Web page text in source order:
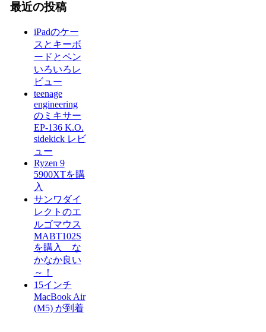
最近の投稿
iPadのケー
スとキーボ
ードとペン
いろいろレ
ビュー
teenage
engineering
のミキサー
EP-136 K.O.
sidekick レビ
ュー
Ryzen 9
5900XTを購
入
サンワダイ
レクトのエ
ルゴマウス
MABT102S
を購入 な
かなか良い
～！
15インチ
MacBook Air
(M5) が到着